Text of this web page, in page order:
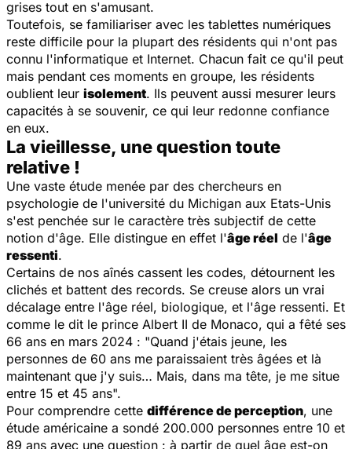
grises tout en s'amusant.
Toutefois, se familiariser avec les tablettes numériques
reste difficile pour la plupart des résidents qui n'ont pas
connu l'informatique et Internet. Chacun fait ce qu'il peut
mais pendant ces moments en groupe, les résidents
oublient leur isolement. Ils peuvent aussi mesurer leurs
capacités à se souvenir, ce qui leur redonne confiance
en eux.
La vieillesse, une question toute
relative !
Une vaste étude menée par des chercheurs en
psychologie de l'université du Michigan aux Etats-Unis
s'est penchée sur le caractère très subjectif de cette
notion d'âge. Elle distingue en effet l'âge réel de l'âge
ressenti.
Certains de nos aînés cassent les codes, détournent les
clichés et battent des records. Se creuse alors un vrai
décalage entre l'âge réel, biologique, et l'âge ressenti. Et
comme le dit le prince Albert II de Monaco, qui a fêté ses
66 ans en mars 2024 : "Quand j'étais jeune, les
personnes de 60 ans me paraissaient très âgées et là
maintenant que j'y suis… Mais, dans ma tête, je me situe
entre 15 et 45 ans".
Pour comprendre cette différence de perception, une
étude américaine a sondé 200.000 personnes entre 10 et
89 ans avec une question : à partir de quel âge est-on